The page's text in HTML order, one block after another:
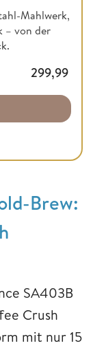
Mahlwerk,
– von der
299,99
Brew:
SA403B
Crush
mit nur 15